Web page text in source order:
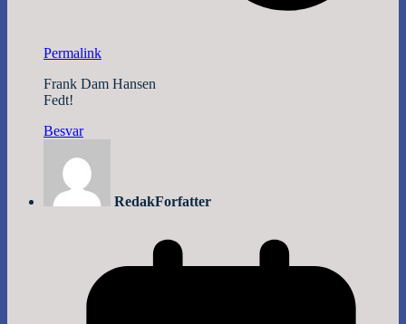
Permalink
Frank Dam Hansen
Fedt!
Besvar
RedakForfatter